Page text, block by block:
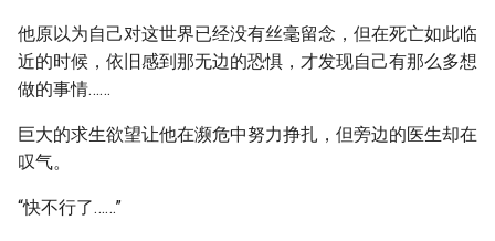
他原以为自己对这世界已经没有丝毫留念，但在死亡如此临
近的时候，依旧感到那无边的恐惧，才发现自己有那么多想
做的事情……
巨大的求生欲望让他在濒危中努力挣扎，但旁边的医生却在
叹气。
“快不行了……”